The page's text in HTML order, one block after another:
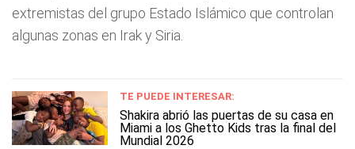
extremistas del grupo Estado Islámico que controlan
algunas zonas en Irak y Siria.
TE PUEDE INTERESAR:
Shakira abrió las puertas de su casa en
Miami a los Ghetto Kids tras la final del
Mundial 2026